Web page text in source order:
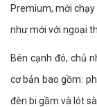
Premium, mới chạy
như mới với ngoại
Bên cạnh đó, chủ
cơ bản bao gồm:
đèn bi gầm và lót